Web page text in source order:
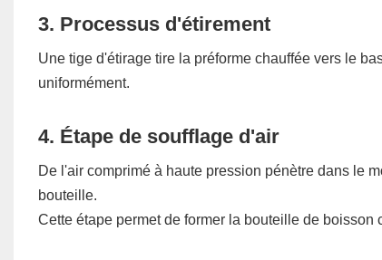
3. Processus d'étirement
Une tige d'étirage tire la préforme chauffée vers le
uniformément.
4. Étape de soufflage d'air
De l'air comprimé à haute pression pénètre dans le
bouteille.
Cette étape permet de former la bouteille de boisson